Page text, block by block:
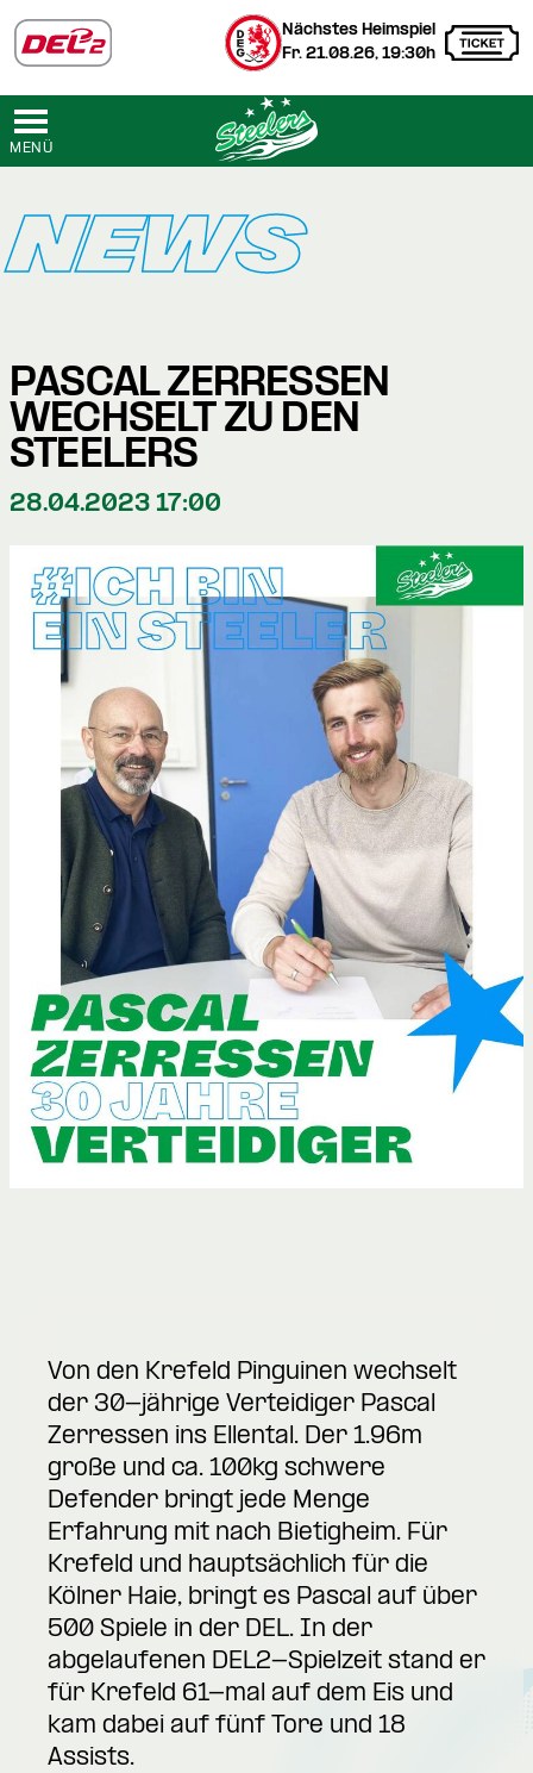
Nächstes Heimspiel
Fr. 21.08.26, 19:30h
MENÜ
NEWS
PASCAL ZERRESSEN
WECHSELT ZU DEN
STEELERS
28.04.2023 17:00
Von den Krefeld Pinguinen wechselt
der 30-jährige Verteidiger Pascal
Zerressen ins Ellental. Der 1.96m
große und ca. 100kg schwere
Defender bringt jede Menge
Erfahrung mit nach Bietigheim. Für
Krefeld und hauptsächlich für die
Kölner Haie, bringt es Pascal auf über
500 Spiele in der DEL. In der
abgelaufenen DEL2-Spielzeit stand er
für Krefeld 61-mal auf dem Eis und
kam dabei auf fünf Tore und 18
Assists.